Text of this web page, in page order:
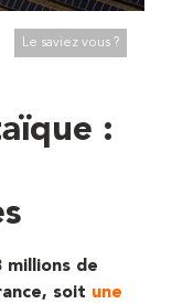
Le saviez vous ?
:
millions de
soit une